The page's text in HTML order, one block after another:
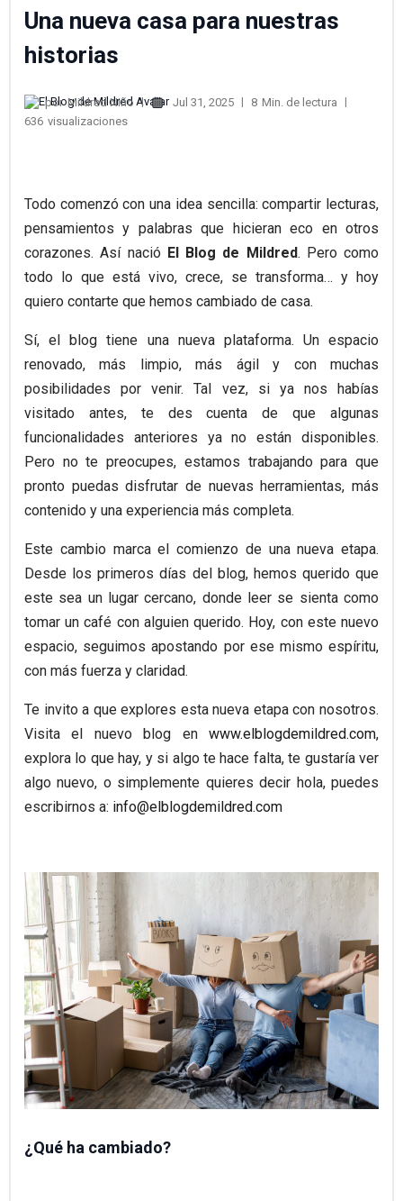
Una nueva casa para nuestras
historias
por Mildred Niño Jul 31, 2025 8 Min. de lectura
636 visualizaciones
Todo comenzó con una idea sencilla: compartir lecturas,
pensamientos y palabras que hicieran eco en otros
corazones. Así nació El Blog de Mildred. Pero como
todo lo que está vivo, crece, se transforma… y hoy
quiero contarte que hemos cambiado de casa.
Sí, el blog tiene una nueva plataforma. Un espacio
renovado, más limpio, más ágil y con muchas
posibilidades por venir. Tal vez, si ya nos habías
visitado antes, te des cuenta de que algunas
funcionalidades anteriores ya no están disponibles.
Pero no te preocupes, estamos trabajando para que
pronto puedas disfrutar de nuevas herramientas, más
contenido y una experiencia más completa.
Este cambio marca el comienzo de una nueva etapa.
Desde los primeros días del blog, hemos querido que
este sea un lugar cercano, donde leer se sienta como
tomar un café con alguien querido. Hoy, con este nuevo
espacio, seguimos apostando por ese mismo espíritu,
con más fuerza y claridad.
Te invito a que explores esta nueva etapa con nosotros.
Visita el nuevo blog en www.elblogdemildred.com,
explora lo que hay, y si algo te hace falta, te gustaría ver
algo nuevo, o simplemente quieres decir hola, puedes
escribirnos a: info@elblogdemildred.com
¿Qué ha cambiado?